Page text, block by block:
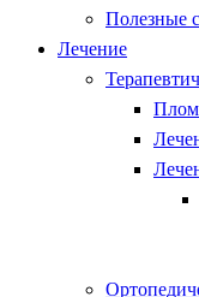
Полезные
Лечение